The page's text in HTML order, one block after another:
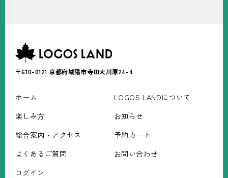
〒610-0121 京都府城陽市寺田大川原24-4
ホーム
LOGOS LANDについて
楽しみ⽅
お知らせ
総合案内・アクセス
予約カート
よくあるご質問
お問い合わせ
ログイン